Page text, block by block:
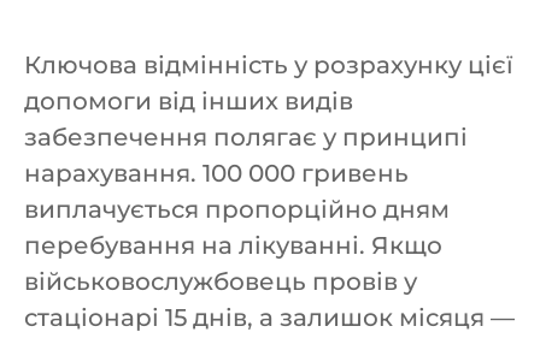
Ключова відмінність у розрахунку цієї
допомоги від інших видів
забезпечення полягає у принципі
нарахування. 100 000 гривень
виплачується пропорційно дням
перебування на лікуванні. Якщо
військовослужбовець провів у
стаціонарі 15 днів, а залишок місяця —